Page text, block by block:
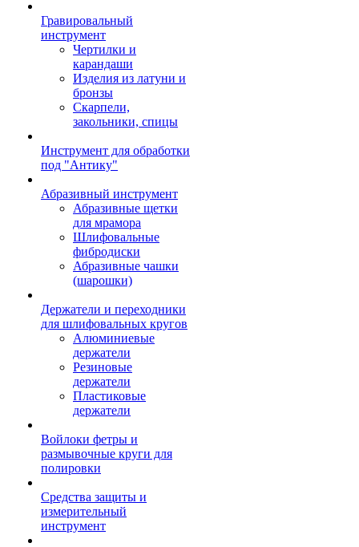
Гравировальный
инструмент
Чертилки и
карандаши
Изделия из латуни и
бронзы
Скарпели,
закольники, спицы
Инструмент для обработки
под "Антику"
Абразивный инструмент
Абразивные щетки
для мрамора
Шлифовальные
фибродиски
Абразивные чашки
(шарошки)
Держатели и переходники
для шлифовальных кругов
Алюминиевые
держатели
Резиновые
держатели
Пластиковые
держатели
Войлоки фетры и
размывочные круги для
полировки
Средства защиты и
измерительный
инструмент